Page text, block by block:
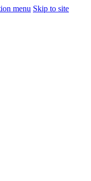
menu Skip to site